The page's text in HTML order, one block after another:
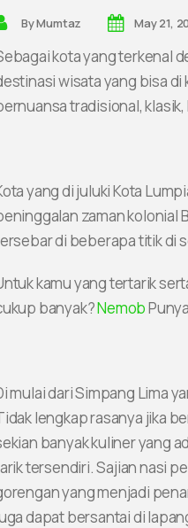
ByMumtaz May 21,
kota yang terkenal
wisata yang bisa di
tradisional,
yang di juluki Kota
zaman kolonial
di beberapa titik di
kamu yang tertarik
banyak?Nemob
mulai dari Simpang Lima
lengkap rasanya jika
banyak kuliner yang
tersendiri. Sajian nasi
yang menjadi
dapat bersantai di